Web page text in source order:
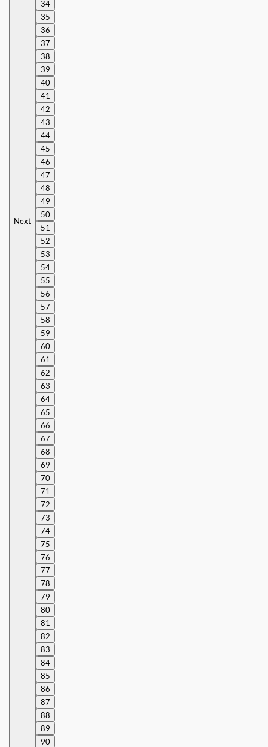
Next
34
35
36
37
38
39
40
41
42
43
44
45
46
47
48
49
50
51
52
53
54
55
56
57
58
59
60
61
62
63
64
65
66
67
68
69
70
71
72
73
74
75
76
77
78
79
80
81
82
83
84
85
86
87
88
89
90